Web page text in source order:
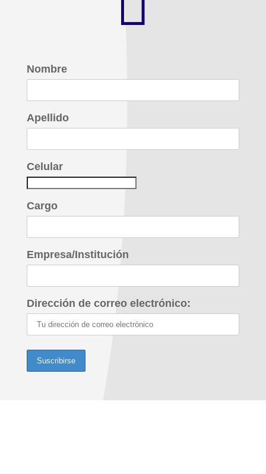
Nombre
Apellido
Celular
Cargo
Empresa/Institución
Dirección de correo electrónico: